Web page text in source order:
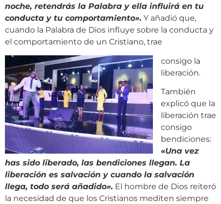
noche, retendrás la Palabra y ella influirá en tu
conducta y tu comportamiento». Y añadió que,
cuando la Palabra de Dios influye sobre la conducta y
el comportamiento de un Cristiano, trae
consigo la
liberación.
También
explicó que la
liberación trae
consigo
bendiciones:
«Una vez
has sido liberado, las bendiciones llegan. La
liberación es salvación y cuando la salvación
llega, todo será añadido». El hombre de Dios reiteró
la necesidad de que los Cristianos mediten siempre